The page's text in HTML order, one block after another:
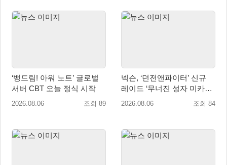
‘뱅드림! 아워 노트’ 글로벌
서버 CBT 오늘 정식 시작
2026.08.06 조회 89
넥슨, ‘던전앤파이터’ 신규
레이드 ‘무너진 성자 미카엘
라’ 업데이트!
2026.08.06 조회 84